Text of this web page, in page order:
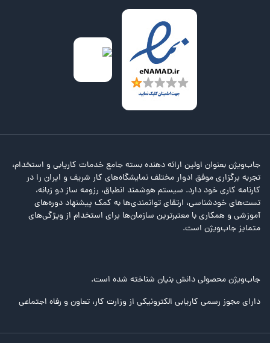
جاب‌ویژن بعنوان اولین ارائه دهنده بسته جامع خدمات کاریابی و استخدام،
تجربه برگزاری موفق ادوار مختلف نمایشگاه‌های کار شریف و ایران را در
کارنامه کاری خود دارد. سیستم هوشمند انطباق، رزومه ساز دو زبانه،
تست‌های خودشناسی، ارتقای توانمندی‌ها به کمک پیشنهاد دوره‌های
آموزشی و همکاری با معتبرترین سازمان‌ها برای استخدام از ویژگی‌های
متمایز جاب‌ویژن است.
جاب‌ویژن محصولی دانش بنیان شناخته شده است.
دارای مجوز رسمی کاریابی الکترونیکی از وزارت کار، تعاون و رفاه اجتماعی